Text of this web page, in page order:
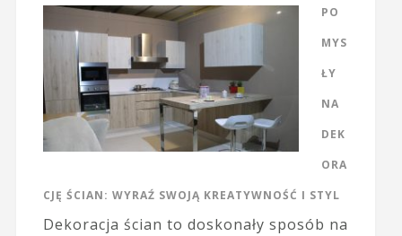
PO
MYS
ŁY
NA
DEK
ORA
CJĘ ŚCIAN: WYRAŹ SWOJĄ KREATYWNOŚĆ I STYL
Dekoracja ścian to doskonały sposób na